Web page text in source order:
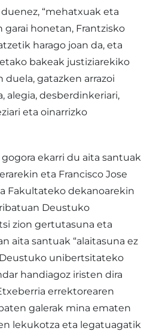
“mehatxuak eta
honetan, Frantzisko
harago joan da, eta
bakeak justiziarekiko
gatazken arrazoi
alegia, desberdinkeriari,
eta oinarrizko
ekarri du aita santuak
eta Francisco Jose
Fakultateko dekanoarekin
Deustuko
zion gertutasuna eta
aita santuak “alaitasuna ez
unibertsitateko
handiagoz iristen dira
errektorearen
galerak mina ematen
lekukotza eta legatuagatik